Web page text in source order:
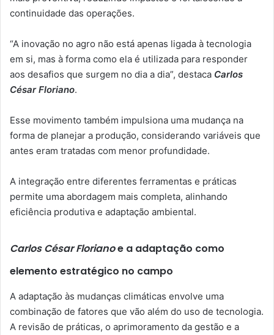
continuidade das operações.
“A inovação no agro não está apenas ligada à tecnologia
em si, mas à forma como ela é utilizada para responder
aos desafios que surgem no dia a dia”, destaca Carlos
César Floriano.
Esse movimento também impulsiona uma mudança na
forma de planejar a produção, considerando variáveis que
antes eram tratadas com menor profundidade.
A integração entre diferentes ferramentas e práticas
permite uma abordagem mais completa, alinhando
eficiência produtiva e adaptação ambiental.
Carlos César Florianoe a adaptação como
elemento estratégico no campo
A adaptação às mudanças climáticas envolve uma
combinação de fatores que vão além do uso de tecnologia.
A revisão de práticas, o aprimoramento da gestão e a